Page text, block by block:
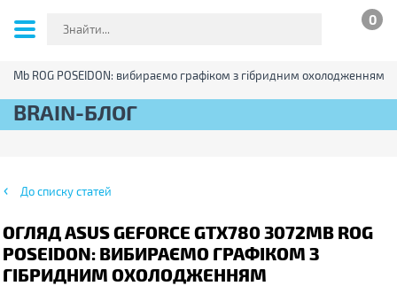
0
ROG POSEIDON: вибираємо графіком з гібридним охолодженням
BRAIN-БЛОГ
До списку статей
ОГЛЯД ASUS GEFORCE GTX780 3072MB ROG
POSEIDON: ВИБИРАЄМО ГРАФІКОМ З
ГІБРИДНИМ ОХОЛОДЖЕННЯМ